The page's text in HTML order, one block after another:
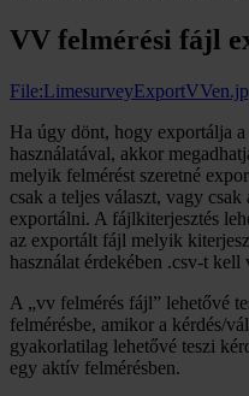
VV felmérési fájl
Ha úgy dönt, hogy exportálja
használatával, akkor
melyik felmérést szeretné
csak a teljes választ, vagy
exportálni. A fájlkiterjesztés
az exportált fájl melyik
használat érdekében .csv-t kell
A „vv felmérés fájl” lehetővé
felmérésbe, amikor a kérdés/
gyakorlatilag lehetővé teszi
egy aktív felmérésben.